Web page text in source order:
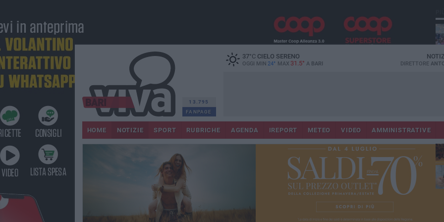
13.795
FANPAGE
37°CCIELO SERENO
OGGI MIN 24° MAX 31.5° A BARI DIRETTORE
HOME NOTIZIE SPORT RUBRICHE AGENDA IREPORT METEO VIDEO AMMINISTRATIVE